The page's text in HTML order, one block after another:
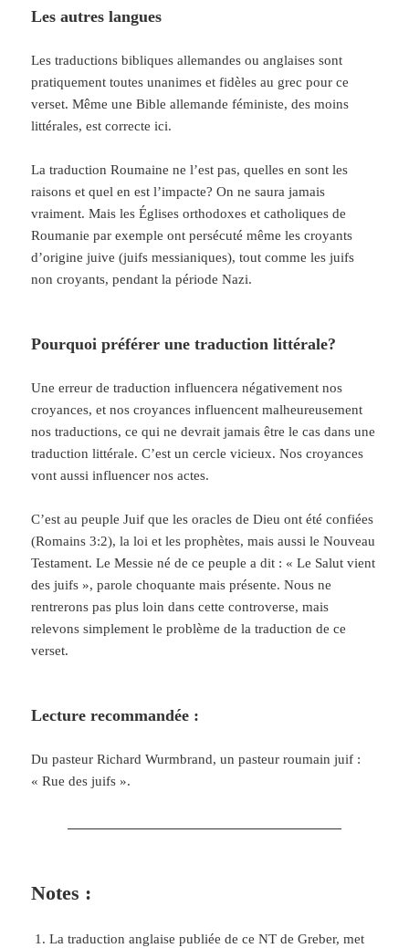
Les autres langues
Les traductions bibliques allemandes ou anglaises sont
pratiquement toutes unanimes et fidèles au grec pour ce
verset. Même une Bible allemande féministe, des moins
littérales, est correcte ici.
La traduction Roumaine ne l’est pas, quelles en sont les
raisons et quel en est l’impacte? On ne saura jamais
vraiment. Mais les Églises orthodoxes et catholiques de
Roumanie par exemple ont persécuté même les croyants
d’origine juive (juifs messianiques), tout comme les juifs
non croyants, pendant la période Nazi.
Pourquoi préférer une traduction littérale?
Une erreur de traduction influencera négativement nos
croyances, et nos croyances influencent malheureusement
nos traductions, ce qui ne devrait jamais être le cas dans une
traduction littérale. C’est un cercle vicieux. Nos croyances
vont aussi influencer nos actes.
C’est au peuple Juif que les oracles de Dieu ont été confiées
(Romains 3:2), la loi et les prophètes, mais aussi le Nouveau
Testament. Le Messie né de ce peuple a dit : « Le Salut vient
des juifs », parole choquante mais présente. Nous ne
rentrerons pas plus loin dans cette controverse, mais
relevons simplement le problème de la traduction de ce
verset.
Lecture recommandée :
Du pasteur Richard Wurmbrand, un pasteur roumain juif :
« Rue des juifs ».
Notes :
La traduction anglaise publiée de ce NT de Greber, met